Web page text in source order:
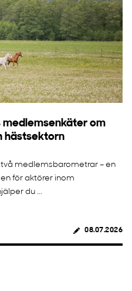
medlemsenkäter om
hästsektorn
två medlemsbarometrar – en
för aktörer inom
du ...
08.07.2026